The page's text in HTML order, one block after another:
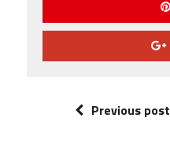
Previous post